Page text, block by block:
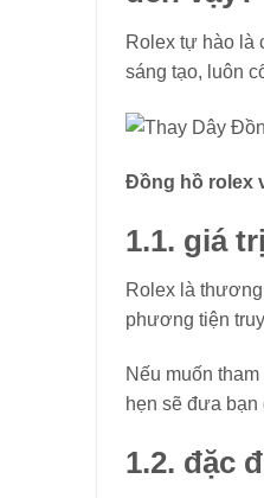
Rolex tự hào là
sáng tạo, luôn
Đồng hồ rolex
1.1. giá
Rolex là
phương tiện
Nếu muốn
hẹn sẽ đưa
1.2. đặc